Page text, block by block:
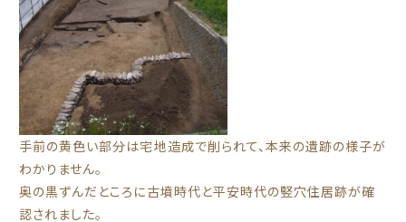
手前の黄色い部分は宅地造成で削られて、本来の遺跡の様子が
わかりません。
奥の黒ずんだところに古墳時代と平安時代の竪穴住居跡が確
認されました。